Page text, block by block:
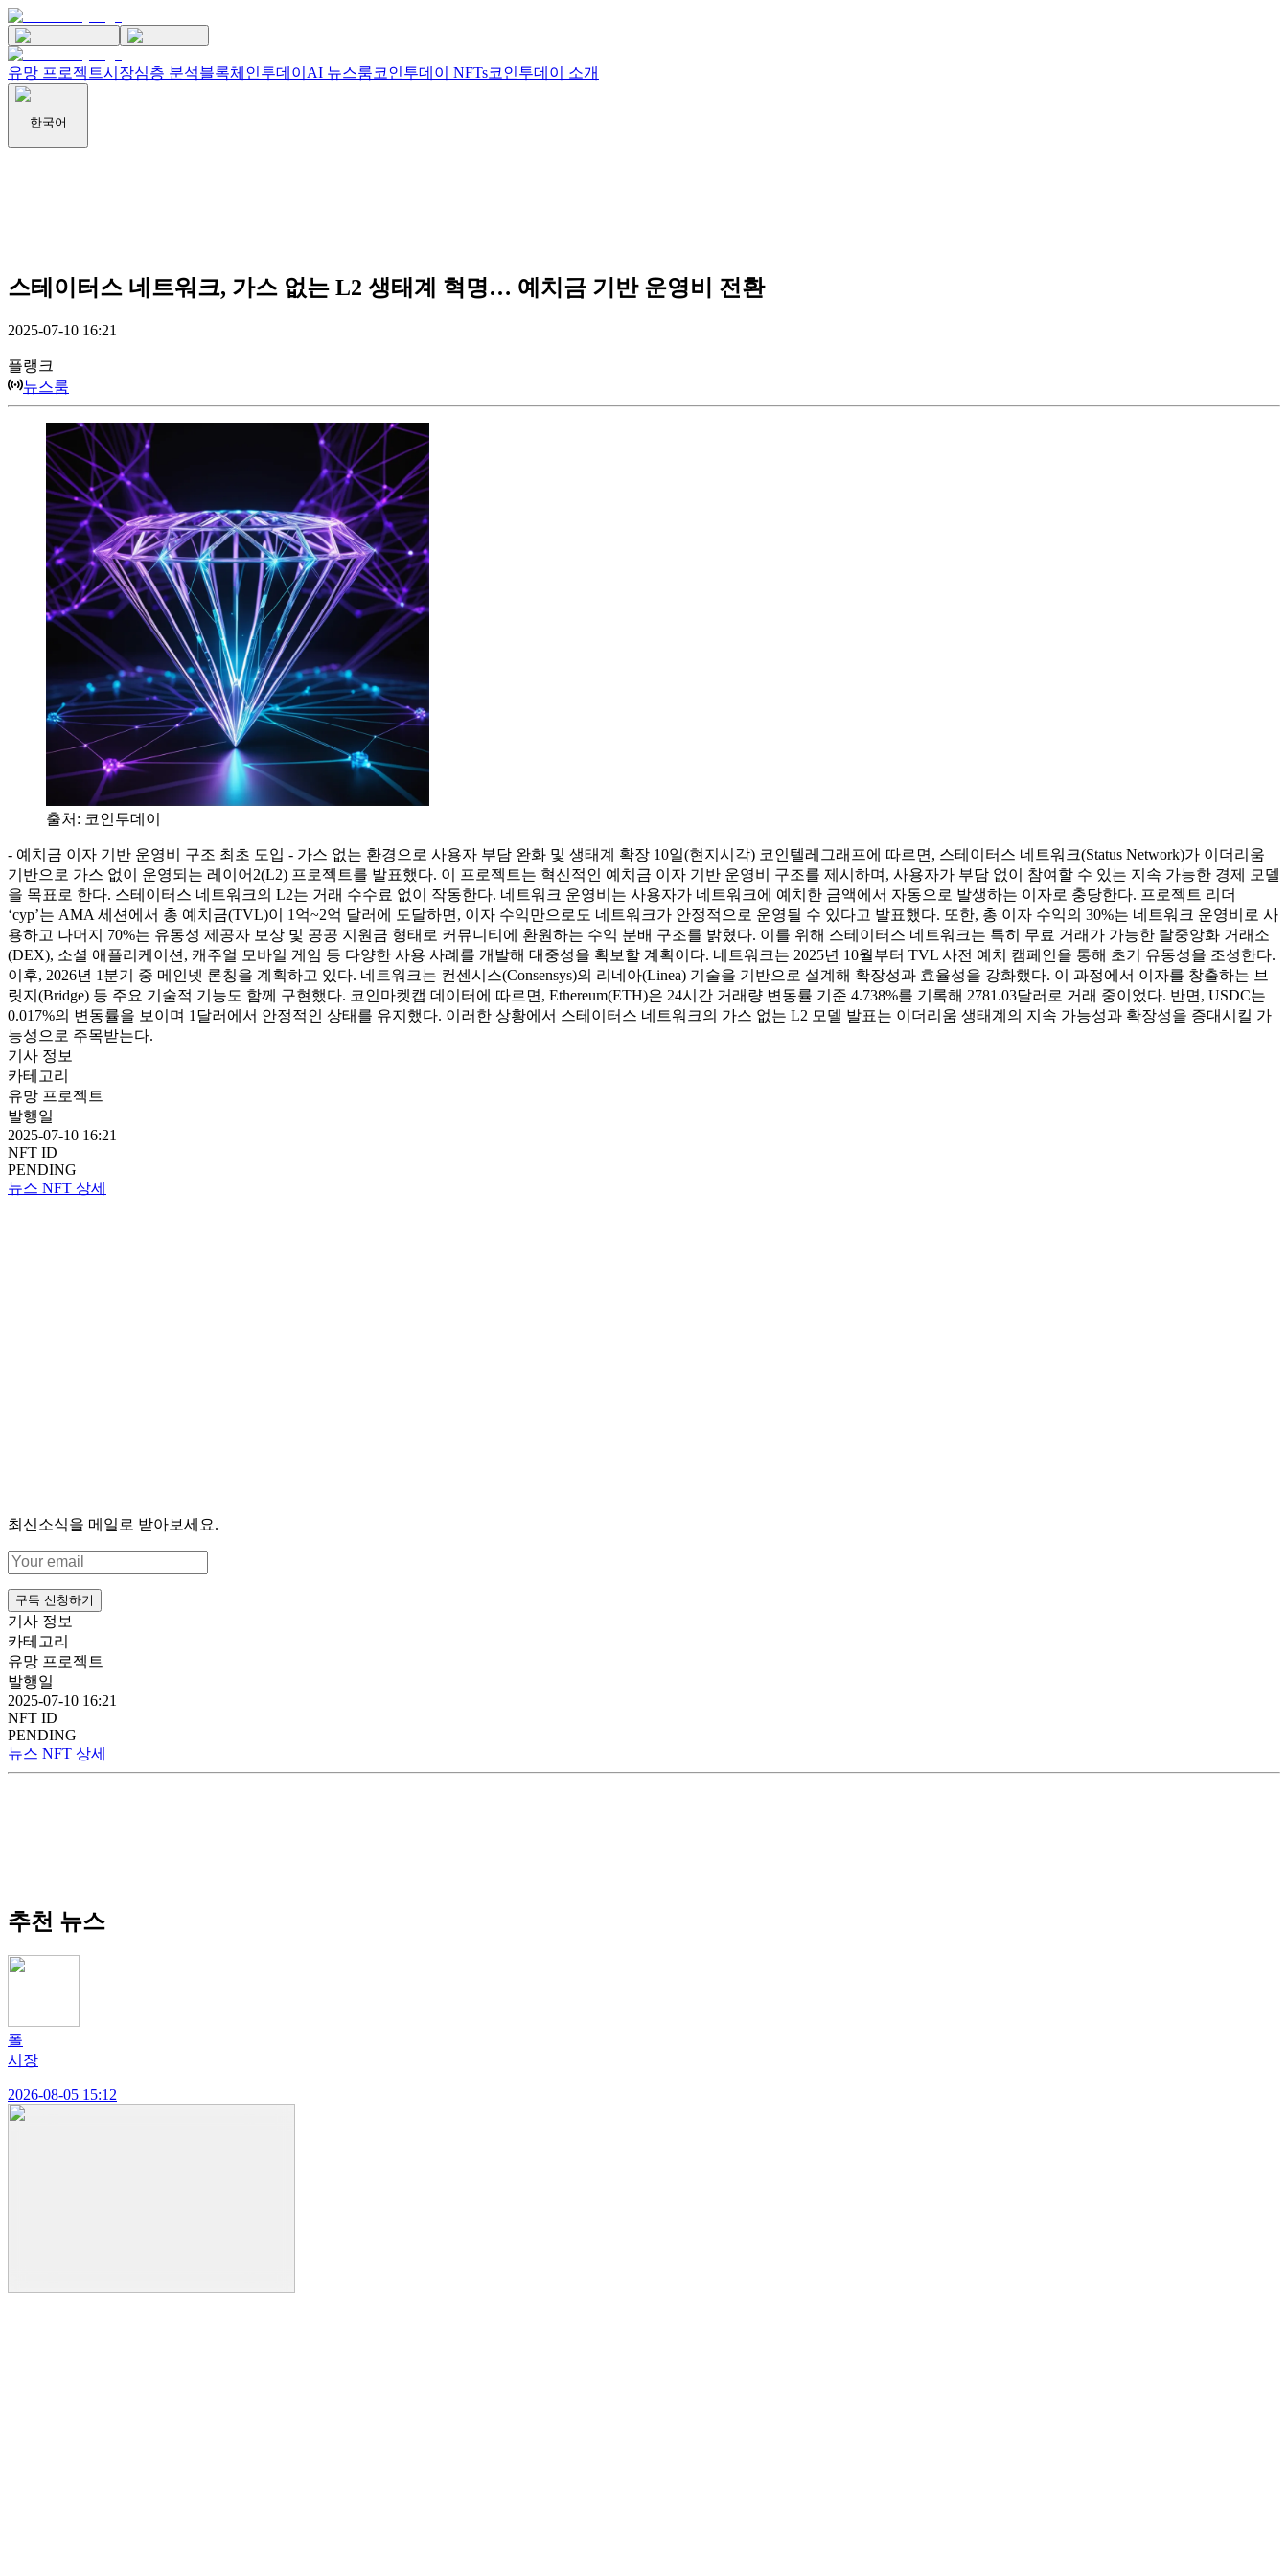
유망 프로젝트시장심층 분석블록체인투데이 AI 뉴스룸코인투데이 NFTs코인투데이 소개
한국어
스테이터스 네트워크, 가스 없는 L2 생태계 혁명… 예치금 기반 운영비 전환
2025-07-10 16:21
플랭크
뉴스룸
출처: 코인투데이
- 예치금 이자 기반 운영비 구조 최초 도입 - 가스 없는 환경으로 사용자 부담 완화 및 생태계 확장 10일(현지시각) 코인텔레그래프에 따르면, 스테이터스 네트워크(Status Network)가 이더리움
기반으로 가스 없이 운영되는 레이어2(L2) 프로젝트를 발표했다. 이 프로젝트는 혁신적인 예치금 이자 기반 운영비 구조를 제시하며, 사용자가 부담 없이 참여할 수 있는 지속 가능한 경제 모델
을 목표로 한다. 스테이터스 네트워크의 L2는 거래 수수료 없이 작동한다. 네트워크 운영비는 사용자가 네트워크에 예치한 금액에서 자동으로 발생하는 이자로 충당한다. 프로젝트 리더
‘cyp’는 AMA 세션에서 총 예치금(TVL)이 1억~2억 달러에 도달하면, 이자 수익만으로도 네트워크가 안정적으로 운영될 수 있다고 발표했다. 또한, 총 이자 수익의 30%는 네트워크 운영비로 사
용하고 나머지 70%는 유동성 제공자 보상 및 공공 지원금 형태로 커뮤니티에 환원하는 수익 분배 구조를 밝혔다. 이를 위해 스테이터스 네트워크는 특히 무료 거래가 가능한 탈중앙화 거래소
(DEX), 소셜 애플리케이션, 캐주얼 모바일 게임 등 다양한 사용 사례를 개발해 대중성을 확보할 계획이다. 네트워크는 2025년 10월부터 TVL 사전 예치 캠페인을 통해 초기 유동성을 조성한다.
이후, 2026년 1분기 중 메인넷 론칭을 계획하고 있다. 네트워크는 컨센시스(Consensys)의 리네아(Linea) 기술을 기반으로 설계해 확장성과 효율성을 강화했다. 이 과정에서 이자를 창출하는 브
릿지(Bridge) 등 주요 기술적 기능도 함께 구현했다. 코인마켓캡 데이터에 따르면, Ethereum(ETH)은 24시간 거래량 변동률 기준 4.738%를 기록해 2781.03달러로 거래 중이었다. 반면, USDC는
0.017%의 변동률을 보이며 1달러에서 안정적인 상태를 유지했다. 이러한 상황에서 스테이터스 네트워크의 가스 없는 L2 모델 발표는 이더리움 생태계의 지속 가능성과 확장성을 증대시킬 가
능성으로 주목받는다.
기사 정보
카테고리
유망 프로젝트
발행일
2025-07-10 16:21
NFT ID
PENDING
뉴스 NFT 상세
최신소식을 메일로 받아보세요.
구독 신청하기
기사 정보
카테고리
유망 프로젝트
발행일
2025-07-10 16:21
NFT ID
PENDING
뉴스 NFT 상세
추천 뉴스
폴
시장
2026-08-05 15:12